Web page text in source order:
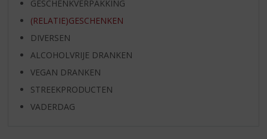
GESCHENKVERPAKKING
(RELATIE)GESCHENKEN
DIVERSEN
ALCOHOLVRIJE DRANKEN
VEGAN DRANKEN
STREEKPRODUCTEN
VADERDAG